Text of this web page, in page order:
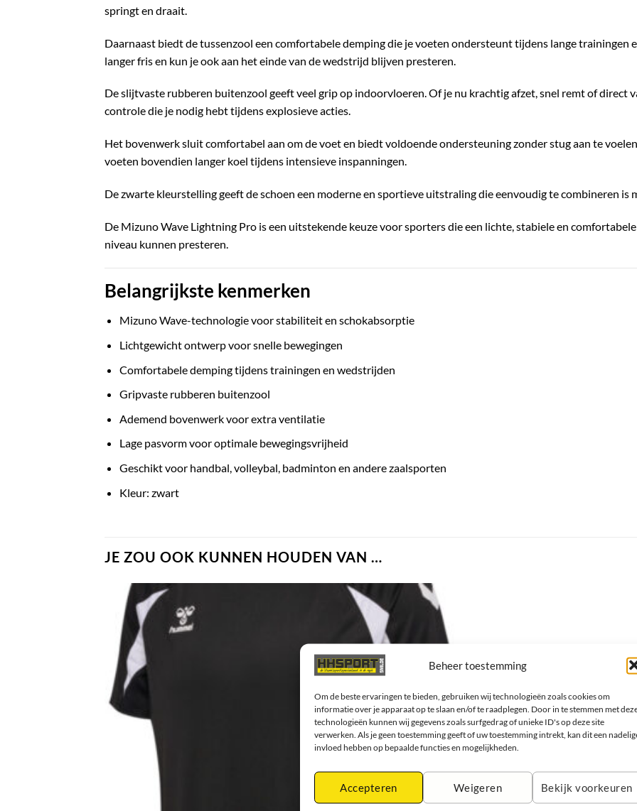
Beheer toestemming
Om de beste ervaringen te bieden, gebruiken wij technologieën zoals cookies om
informatie over je apparaat op te slaan en/of te raadplegen. Door in te stemmen met
technologieën kunnen wij gegevens zoals surfgedrag of unieke ID's op deze site
verwerken. Als je geen toestemming geeft of uw toestemming intrekt, kan dit een
invloed hebben op bepaalde functies en mogelijkheden.
Accepteren Weigeren Bekijk voorkeuren
springt en draait.
Daarnaast biedt de tussenzool een comfortabele demping die je voeten ondersteunt tijdens lange trainingen
langer fris en kun je ook aan het einde van de wedstrijd blijven presteren.
De slijtvaste rubberen buitenzool geeft veel grip op indoorvloeren. Of je nu krachtig afzet, snel remt of direct
controle die je nodig hebt tijdens explosieve acties.
Het bovenwerk sluit comfortabel aan om de voet en biedt voldoende ondersteuning zonder stug aan te
voeten bovendien langer koel tijdens intensieve inspanningen.
De zwarte kleurstelling geeft de schoen een moderne en sportieve uitstraling die eenvoudig te combineren
De Mizuno Wave Lightning Pro is een uitstekende keuze voor sporters die een lichte, stabiele en
niveau kunnen presteren.
Belangrijkste kenmerken
Mizuno Wave-technologie voor stabiliteit en schokabsorptie
Lichtgewicht ontwerp voor snelle bewegingen
Comfortabele demping tijdens trainingen en wedstrijden
Gripvaste rubberen buitenzool
Ademend bovenwerk voor extra ventilatie
Lage pasvorm voor optimale bewegingsvrijheid
Geschikt voor handbal, volleybal, badminton en andere zaalsporten
Kleur: zwart
JE ZOU OOK KUNNEN HOUDEN VAN …